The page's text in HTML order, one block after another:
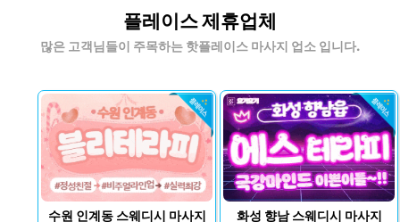
플레이스 제휴업체
많은 고객님들이 주목하는 핫플레이스 마사지 업소 입니다.
수원 인계동 스웨디시 마사지
화성 향남 스웨디시 마사지